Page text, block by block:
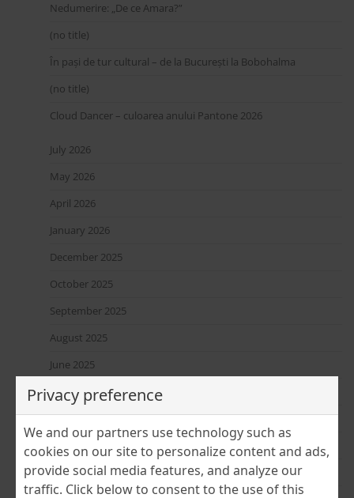
Nedumerire: „De ce Amara?”
(no title)
În pași de tur cultural – de la București la Bobohalma
(no title)
Cloud Dancer – culoarea anului Pantone 2026
July 2026
May 2026
April 2026
January 2026
December 2025
October 2025
September 2025
August 2025
June 2025
April 2025
March 2025
February 2025
January 2025
Privacy preference
We and our partners use technology such as
cookies on our site to personalize content and ads,
provide social media features, and analyze our
traffic. Click below to consent to the use of this